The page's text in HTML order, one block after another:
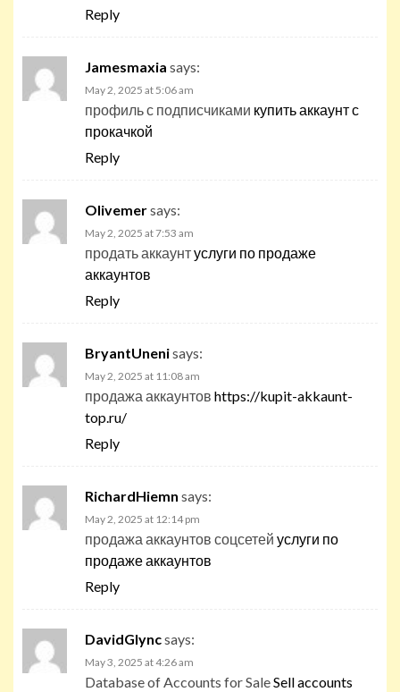
Reply
Jamesmaxia says:
May 2, 2025 at 5:06 am
профиль с подписчиками купить аккаунт с
прокачкой
Reply
Olivemersays:
May 2, 2025 at 7:53 am
продать аккаунтуслуги по продаже
аккаунтов
Reply
BryantUnenisays:
May 2, 2025 at 11:08 am
продажа аккаунтов https://kupit-akkaunt-
top.ru/
Reply
RichardHiemn says:
May 2, 2025 at 12:14 pm
продажа аккаунтов соцсетей услуги по
продаже аккаунтов
Reply
DavidGlyncsays:
May 3, 2025 at 4:26 am
Database of Accounts for SaleSell accounts